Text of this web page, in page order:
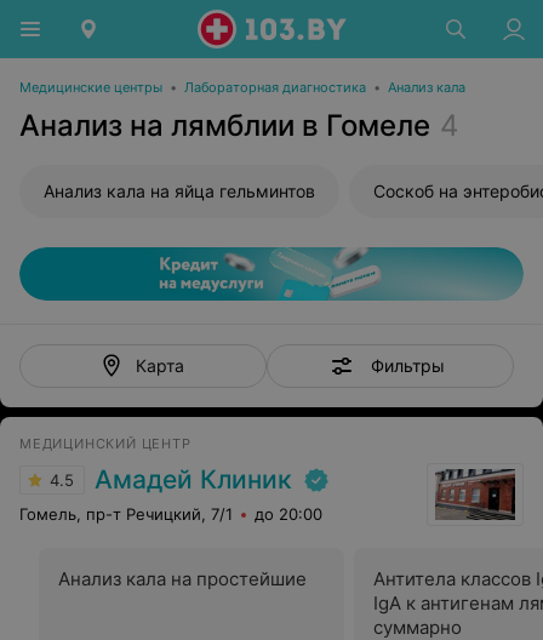
Медицинские центры • Лабораторная диагностика • Анализ кала
Анализ на лямблии в Гомеле 4
Анализ кала на яйца гельминтов Соскоб на
Карта Фильтры
МЕДИЦИНСКИЙ ЦЕНТР
4.5 Амадей Клиник
Гомель, пр-т Речицкий, 7/1 до 20:00
Анализ кала на простейшие
Антитела классов
IgA к антигенам
суммарно